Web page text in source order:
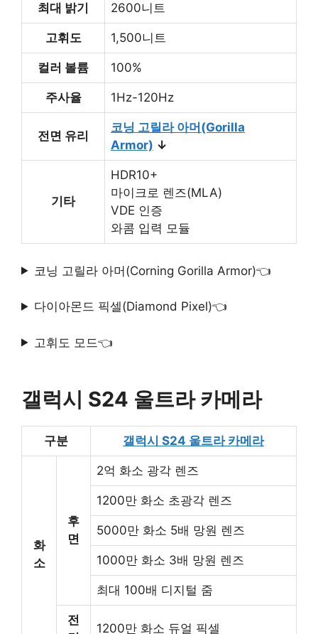
최대 밝기 2600니트
고휘도 1,500니트
컬러 볼륨 100%
주사율 1Hz-120Hz
전면 유리
코닝 고릴라 아머(Gorilla
Armor) ↓
기타
HDR10+
마이크로 렌즈(MLA)
VDE 인증
와콤 입력 모듈
코닝 고릴라 아머(Corning Gorilla Armor)👈
다이아몬드 픽셀(Diamond Pixel)👈
고휘도 모드👈
갤럭시 S24 울트라 카메라
구분 갤럭시 S24 울트라 카메라
화
소
후
면
2억 화소 광각 렌즈
1200만 화소 초광각 렌즈
5000만 화소 5배 망원 렌즈
1000만 화소 3배 망원 렌즈
최대 100배 디지털 줌
전
1200만 화소 듀얼 픽셀